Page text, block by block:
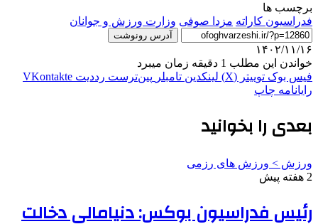
برچسب ها
فدراسیون کاراته مزدا صوفی وزارت ورزش و جوانان
آدرس رونوشت
۱۴۰۲/۱۱/۱۶
خواندن این مطلب 1 دقیقه زمان میبرد
فیس بوک توییتر (X) لینکدین ‫تامبلر ‫پین‌ترست ‫رددیت ‫VKontakte
رایانامه چاپ
بعدی را بخوانید
ورزش > ورزش های رزمی
2 هفته پیش
رئیس فدراسیون بوکس: دنیامالی دخالت